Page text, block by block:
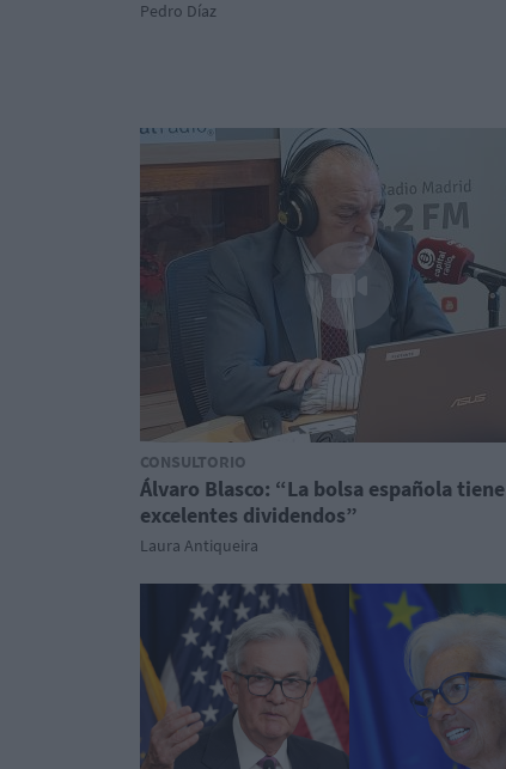
Pedro Díaz
CONSULTORIO
Álvaro Blasco: “La bolsa española tiene
excelentes dividendos”
Laura Antiqueira